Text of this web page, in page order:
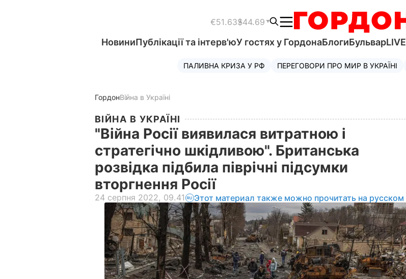
€51.63$44.69
НовиниПублікації та інтерв'юУ гостях у ГордонаБлогиБульварLIVE
ПАЛИВНА КРИЗА У РФ ПЕРЕГОВОРИ ПРО МИР В УКРАЇНІ
ГордонВійна в Україні
ВІЙНА В УКРАЇНІ
"Війна Росії виявилася витратною і
стратегічно шкідливою". Британська
розвідка підбила піврічні підсумки
вторгнення Росії
24 серпня 2022, 09.41 Этот материал также можно прочитать на русском